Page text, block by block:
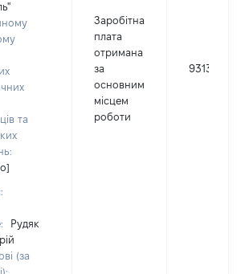
та
Рудяк
(за
Заробітна
плата
отримана
за
основним
місцем
роботи
93132